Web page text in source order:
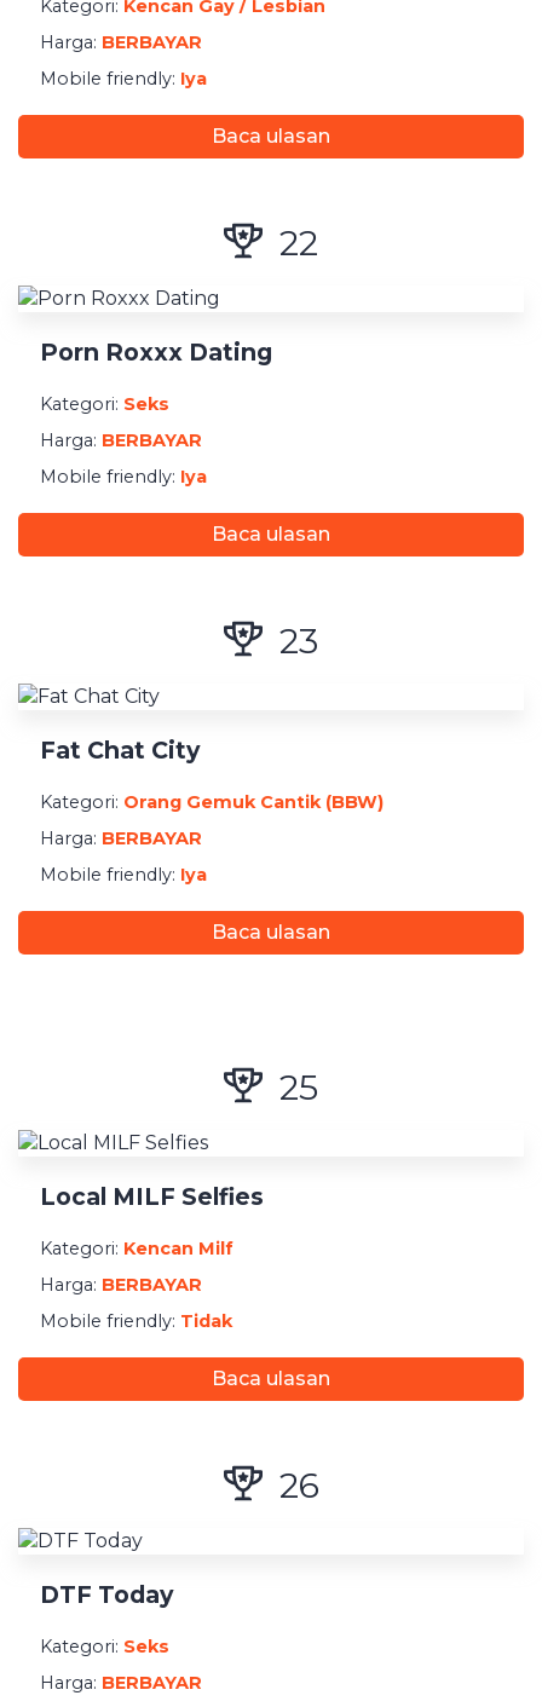
Website yang mobile friendly
Ada App iPhone
Ada App Android
Pembayaran Minimum
Kategori: Kencan Gay / Lesbian
Harga: BERBAYAR
Mobile friendly: Iya
Baca ulasan
22
Porn Roxxx Dating
Kategori: Seks
Harga: BERBAYAR
Mobile friendly: Iya
Baca ulasan
23
Fat Chat City
Kategori: Orang Gemuk Cantik (BBW)
Harga: BERBAYAR
Mobile friendly: Iya
Baca ulasan
Nearyiu.net.ad
25
Local MILF Selfies
Kategori: Kencan Milf
Harga: BERBAYAR
Mobile friendly: Tidak
Baca ulasan
26
DTF Today
Kategori: Seks
Harga: BERBAYAR